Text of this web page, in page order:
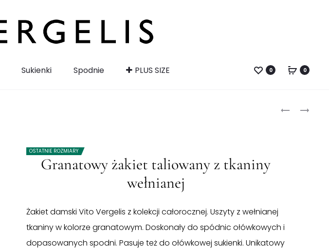
Sukienki Spodnie PLUS SIZE 0 0
OSTATNIE ROZMIARY
Granatowy żakiet taliowany z tkaniny
wełnianej
Żakiet damski Vito Vergelis z kolekcji całorocznej. Uszyty z wełnianej
tkaniny w kolorze granatowym. Doskonały do spódnic ołówkowych i
dopasowanych spodni. Pasuje też do ołówkowej sukienki. Unikatowy